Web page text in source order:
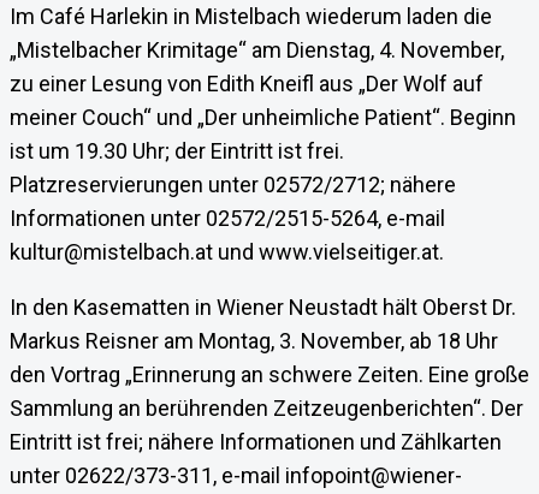
Im Café Harlekin in Mistelbach wiederum laden die
„Mistelbacher Krimitage“ am Dienstag, 4. November,
zu einer Lesung von Edith Kneifl aus „Der Wolf auf
meiner Couch“ und „Der unheimliche Patient“. Beginn
ist um 19.30 Uhr; der Eintritt ist frei.
Platzreservierungen unter 02572/2712; nähere
Informationen unter 02572/2515-5264, e-mail
kultur@mistelbach.at und www.vielseitiger.at.
In den Kasematten in Wiener Neustadt hält Oberst Dr.
Markus Reisner am Montag, 3. November, ab 18 Uhr
den Vortrag „Erinnerung an schwere Zeiten. Eine große
Sammlung an berührenden Zeitzeugenberichten“. Der
Eintritt ist frei; nähere Informationen und Zählkarten
unter 02622/373-311, e-mail infopoint@wiener-